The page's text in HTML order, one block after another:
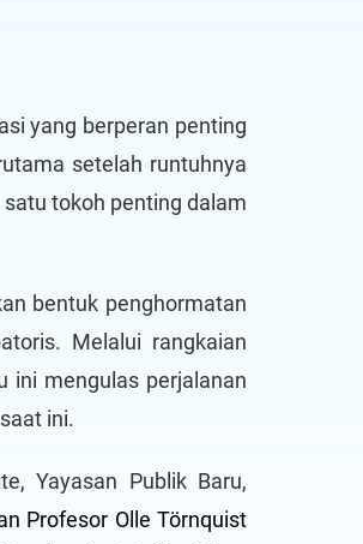
yang berperan penting
setelah runtuhnya
tokoh penting dalam
bentuk penghormatan
Melalui rangkaian
ini mengulas perjalanan
ini.
Yayasan Publik Baru,
Profesor Olle Törnquist